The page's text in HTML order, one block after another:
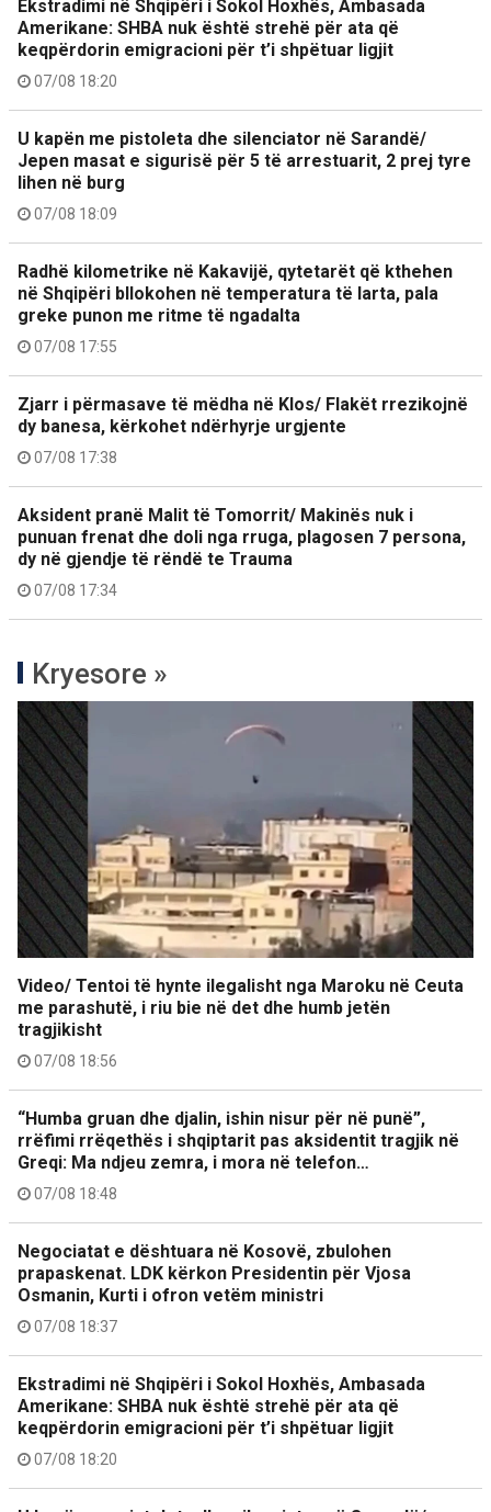
Ekstradimi në Shqipëri i Sokol Hoxhës, Ambasada
Amerikane: SHBA nuk është strehë për ata që
keqpërdorin emigracioni për t’i shpëtuar ligjit
07/08 18:20
U kapën me pistoleta dhe silenciator në Sarandë/
Jepen masat e sigurisë për 5 të arrestuarit, 2 prej tyre
lihen në burg
07/08 18:09
Radhë kilometrike në Kakavijë, qytetarët që kthehen
në Shqipëri bllokohen në temperatura të larta, pala
greke punon me ritme të ngadalta
07/08 17:55
Zjarr i përmasave të mëdha në Klos/ Flakët rrezikojnë
dy banesa, kërkohet ndërhyrje urgjente
07/08 17:38
Aksident pranë Malit të Tomorrit/ Makinës nuk i
punuan frenat dhe doli nga rruga, plagosen 7 persona,
dy në gjendje të rëndë te Trauma
07/08 17:34
Kryesore »
Video/ Tentoi të hynte ilegalisht nga Maroku në Ceuta
me parashutë, i riu bie në det dhe humb jetën
tragjikisht
07/08 18:56
“Humba gruan dhe djalin, ishin nisur për në punë”,
rrëfimi rrëqethës i shqiptarit pas aksidentit tragjik në
Greqi: Ma ndjeu zemra, i mora në telefon…
07/08 18:48
Negociatat e dështuara në Kosovë, zbulohen
prapaskenat. LDK kërkon Presidentin për Vjosa
Osmanin, Kurti i ofron vetëm ministri
07/08 18:37
Ekstradimi në Shqipëri i Sokol Hoxhës, Ambasada
Amerikane: SHBA nuk është strehë për ata që
keqpërdorin emigracioni për t’i shpëtuar ligjit
07/08 18:20